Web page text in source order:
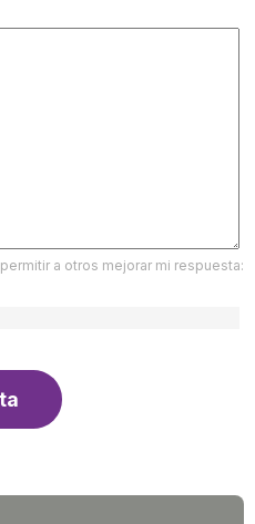
permitir a otros mejorar mi respuesta: